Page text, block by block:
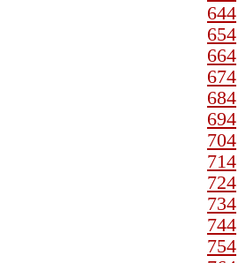
644
654
664
674
684
694
704
714
724
734
744
754